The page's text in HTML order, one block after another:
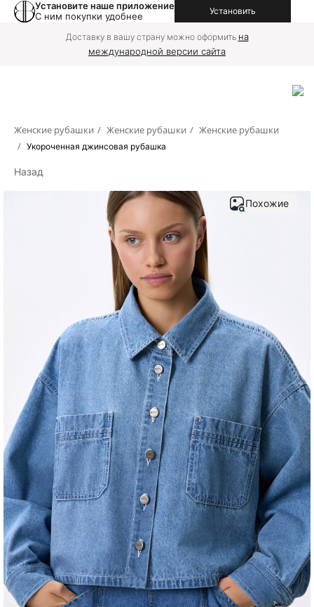
Установите наше приложение
С ним покупки удобнее
Установить
Доставку в вашу страну можно оформить на
международной версии сайта
Женские рубашки / Женские рубашки / Женские рубашки
/ Укороченная джинсовая рубашка
Назад
Похожие